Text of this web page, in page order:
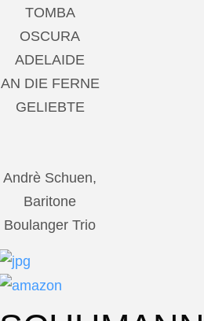
TOMBA
OSCURA
ADELAIDE
AN DIE FERNE
GELIEBTE
Andrè Schuen,
Baritone
Boulanger Trio